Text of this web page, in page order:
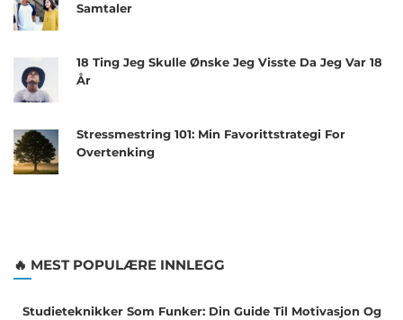
Samtaler
18 Ting Jeg Skulle Ønske Jeg Visste Da Jeg Var 18
År
Stressmestring 101: Min Favorittstrategi For
Overtenking
🔥 MEST POPULÆRE INNLEGG
Studieteknikker Som Funker: Din Guide Til Motivasjon Og